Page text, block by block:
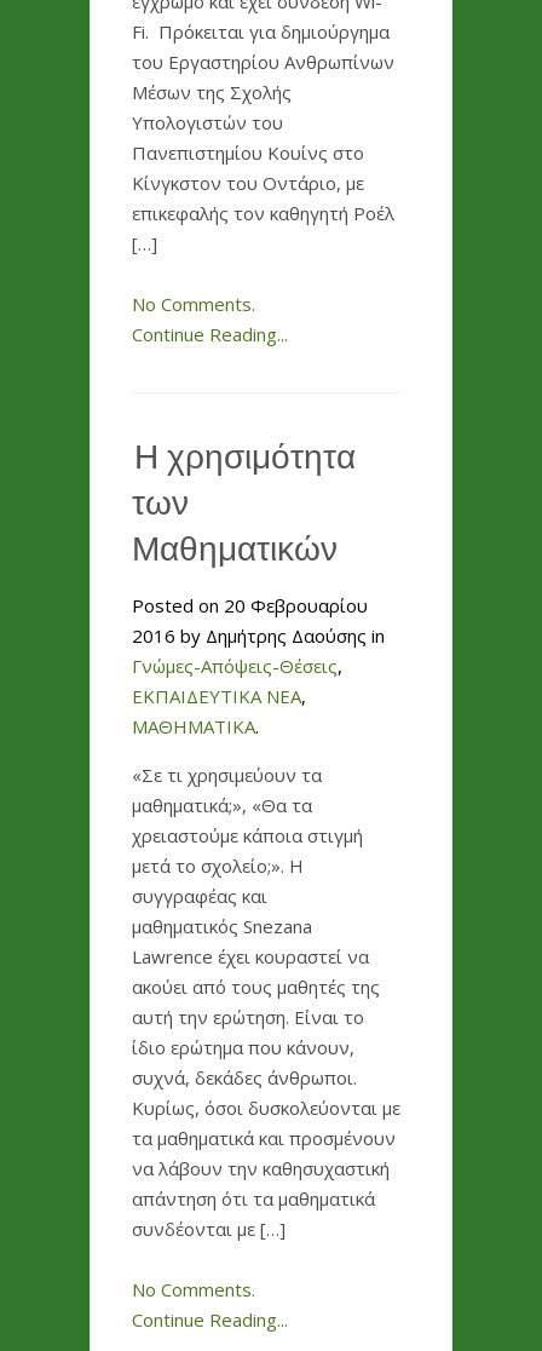
Fi. Πρόκειται για δημιούργημα
του Εργαστηρίου Ανθρωπίνων
Μέσων της Σχολής
Υπολογιστών του
Πανεπιστημίου Κουίνς στο
Κίνγκστον του Οντάριο, με
επικεφαλής τον καθηγητή Ροέλ
[…]
No Comments.
Continue Reading...
Η χρησιμότητα
των
Μαθηματικών
Posted on 20 Φεβρουαρίου
2016 by Δημήτρης Δαούσης in
Γνώμες-Απόψεις-Θέσεις,
ΕΚΠΑΙΔΕΥΤΙΚΑ ΝΕΑ,
ΜΑΘΗΜΑΤΙΚΑ.
«Σε τι χρησιμεύουν τα
μαθηματικά;», «Θα τα
χρειαστούμε κάποια στιγμή
μετά το σχολείο;». Η
συγγραφέας και
μαθηματικός Snezana
Lawrence έχει κουραστεί να
ακούει από τους μαθητές της
αυτή την ερώτηση. Είναι το
ίδιο ερώτημα που κάνουν,
συχνά, δεκάδες άνθρωποι.
Κυρίως, όσοι δυσκολεύονται με
τα μαθηματικά και προσμένουν
να λάβουν την καθησυχαστική
απάντηση ότι τα μαθηματικά
συνδέονται με […]
No Comments.
Continue Reading...